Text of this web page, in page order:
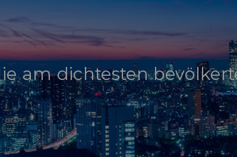
am dichtesten
9